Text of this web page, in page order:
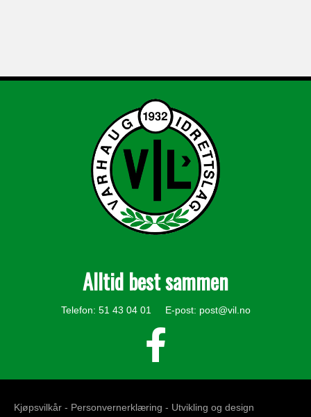
Alltid best sammen
Telefon: 51 43 04 01 E-post: post@vil.no
Kjøpsvilkår - Personvernerklæring - Utvikling og design